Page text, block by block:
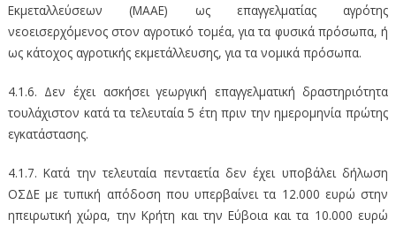
Εκμεταλλεύσεων (ΜΑΑΕ) ως επαγγελματίας αγρότης
νεοεισερχόμενος στον αγροτικό τομέα, για τα φυσικά πρόσωπα, ή
ως κάτοχος αγροτικής εκμετάλλευσης, για τα νομικά πρόσωπα.
4.1.6. Δεν έχει ασκήσει γεωργική επαγγελματική δραστηριότητα
τουλάχιστον κατά τα τελευταία 5 έτη πριν την ημερομηνία πρώτης
εγκατάστασης.
4.1.7. Κατά την τελευταία πενταετία δεν έχει υποβάλει δήλωση
ΟΣΔΕ με τυπική απόδοση που υπερβαίνει τα 12.000 ευρώ στην
ηπειρωτική χώρα, την Κρήτη και την Εύβοια και τα 10.000 ευρώ